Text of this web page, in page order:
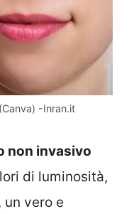
-Inran.it
non invasivo
di luminosità,
vero e